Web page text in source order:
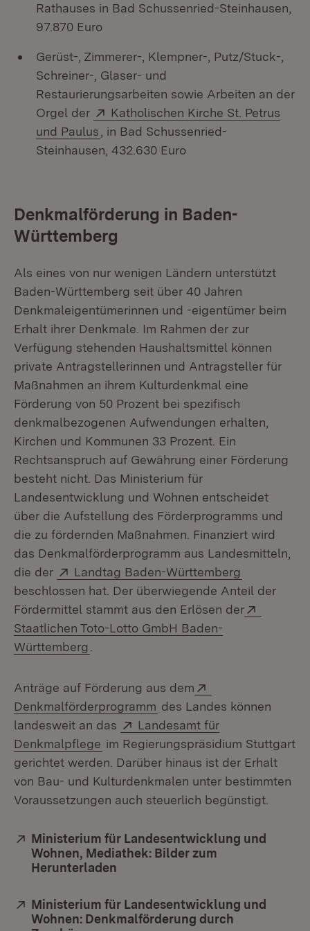
Rathauses in Bad Schussenried-Steinhausen,
97.870 Euro
Gerüst-, Zimmerer-, Klempner-, Putz/Stuck-,
Schreiner-, Glaser- und
Restaurierungsarbeiten sowie Arbeiten an der
Orgel der
Extern:
Katholischen Kirche St. Petrus
und Paulus (Öffnet in neuem Fenster)
, in Bad Schussenried-
Steinhausen, 432.630 Euro
Denkmalförderung in Baden-
Württemberg
Als eines von nur wenigen Ländern unterstützt
Baden-Württemberg seit über 40 Jahren
Denkmaleigentümerinnen und -eigentümer beim
Erhalt ihrer Denkmale. Im Rahmen der zur
Verfügung stehenden Haushaltsmittel können
private Antragstellerinnen und Antragsteller für
Maßnahmen an ihrem Kulturdenkmal eine
Förderung von 50 Prozent bei spezifisch
denkmalbezogenen Aufwendungen erhalten,
Kirchen und Kommunen 33 Prozent. Ein
Rechtsanspruch auf Gewährung einer Förderung
besteht nicht. Das Ministerium für
Landesentwicklung und Wohnen entscheidet
über die Aufstellung des Förderprogramms und
die zu fördernden Maßnahmen. Finanziert wird
das Denkmalförderprogramm aus Landesmitteln,
die der
Extern:
Landtag Baden-Württemberg
beschlossen hat. Der überwiegende Anteil der
Fördermittel stammt aus den Erlösen der
Staatlichen Toto-Lotto GmbH Baden-
Württemberg
Anträge auf Förderung aus dem
Denkmalförderprogramm (Öffnet in neuem Fenster)
des Landes können
landesweit an das
Extern:
Landesamt für
Denkmalpflege (Öffnet in neuem Fenster)
im Regierungspräsidium Stuttgart
gerichtet werden. Darüber hinaus ist der Erhalt
von Bau- und Kulturdenkmalen unter bestimmten
Voraussetzungen auch steuerlich begünstigt.
Extern:
Ministerium für Landesentwicklung und
Wohnen, Mediathek: Bilder zum
Herunterladen
Extern:
Ministerium für Landesentwicklung und
Wohnen: Denkmalförderung durch